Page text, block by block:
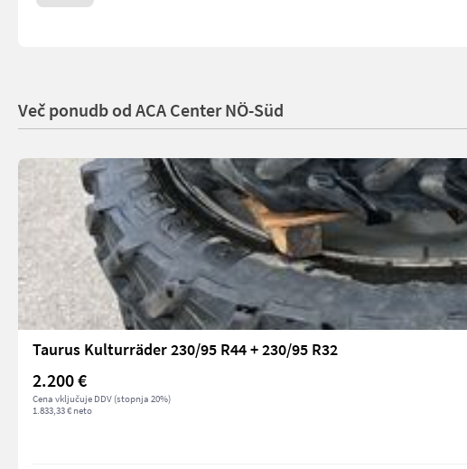
Več ponudb od ACA Center NÖ-Süd
Taurus Kulturräder 230/95 R44 + 230/95 R32
2.200 €
Cena vključuje DDV (stopnja 20%)
1.833,33 € neto